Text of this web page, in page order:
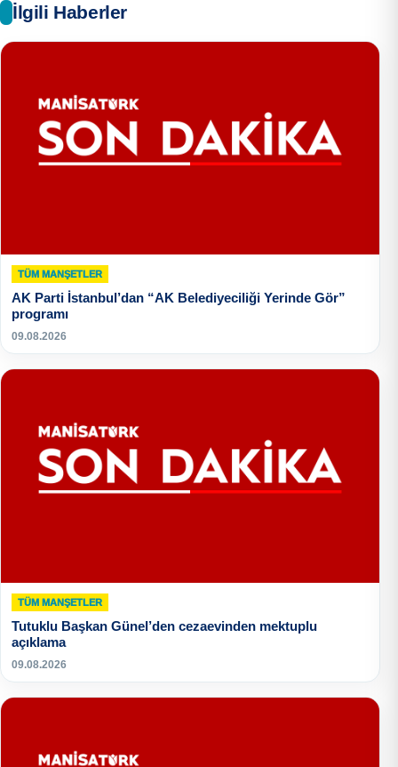
İlgili Haberler
TÜM MANŞETLER
AK Parti İstanbul’dan “AK Belediyeciliği Yerinde Gör”
programı
09.08.2026
TÜM MANŞETLER
Tutuklu Başkan Günel’den cezaevinden mektuplu
açıklama
09.08.2026